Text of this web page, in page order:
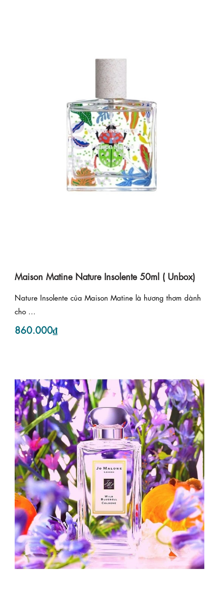
Maison Matine Nature Insolente 50ml ( Unbox)
Nature Insolente của Maison Matine là hương thơm dành
cho ...
860.000₫